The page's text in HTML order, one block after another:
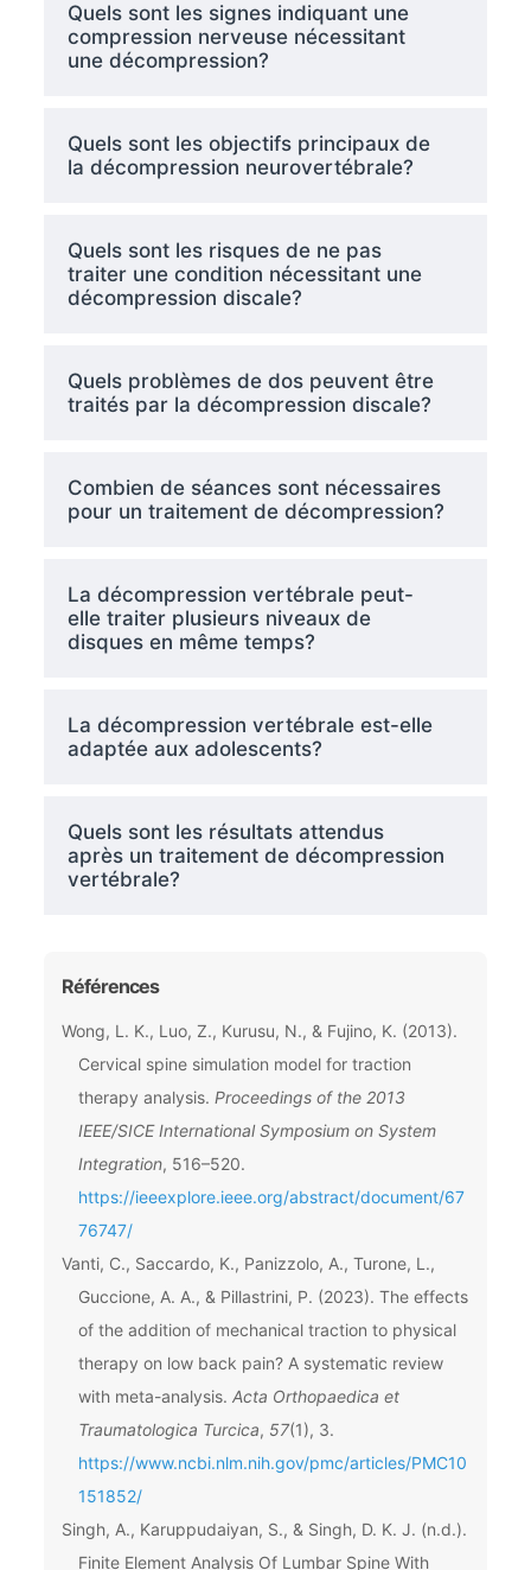
Quels sont les signes indiquant une
compression nerveuse nécessitant
une décompression?
Quels sont les objectifs principaux de
la décompression neurovertébrale?
Quels sont les risques de ne pas
traiter une condition nécessitant une
décompression discale?
Quels problèmes de dos peuvent être
traités par la décompression discale?
Combien de séances sont nécessaires
pour un traitement de décompression?
La décompression vertébrale peut-
elle traiter plusieurs niveaux de
disques en même temps?
La décompression vertébrale est-elle
adaptée aux adolescents?
Quels sont les résultats attendus
après un traitement de décompression
vertébrale?
Références
Wong, L. K., Luo, Z., Kurusu, N., & Fujino, K. (2013).
Cervical spine simulation model for traction
therapy analysis. Proceedings of the 2013
IEEE/SICE International Symposium on System
Integration, 516–520.
https://ieeexplore.ieee.org/abstract/document/67
76747/
Vanti, C., Saccardo, K., Panizzolo, A., Turone, L.,
Guccione, A. A., & Pillastrini, P. (2023). The effects
of the addition of mechanical traction to physical
therapy on low back pain? A systematic review
with meta-analysis. Acta Orthopaedica et
Traumatologica Turcica, 57(1), 3.
https://www.ncbi.nlm.nih.gov/pmc/articles/PMC10
151852/
Singh, A., Karuppudaiyan, S., & Singh, D. K. J. (n.d.).
Finite Element Analysis Of Lumbar Spine With